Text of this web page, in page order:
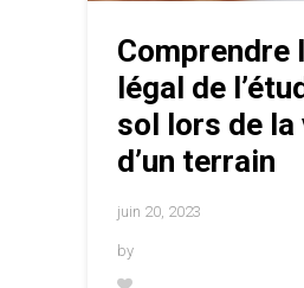
Comprendre
légal de
sol lors de la
d’un terrain
juin 20, 2023
by